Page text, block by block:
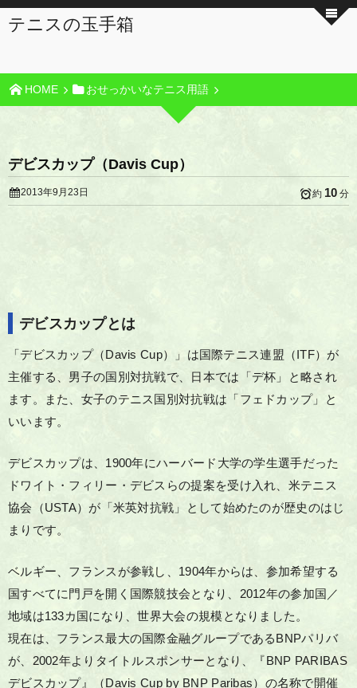
テニスの玉手箱
HOME おせっかいなテニス用語
デビスカップ（Davis Cup）
2013年9月23日 約 10 分
デビスカップとは
「デビスカップ（Davis Cup）」は国際テニス連盟（ITF）が
主催する、男子の国別対抗戦で、日本では「デ杯」と略され
ます。また、女子のテニス国別対抗戦は「フェドカップ」と
いいます。
デビスカップは、1900年にハーバード大学の学生選手だった
ドワイト・フィリー・デビスらの提案を受け入れ、米テニス
協会（USTA）が「米英対抗戦」として始めたのが歴史のはじ
まりです。
ベルギー、フランスが参戦し、1904年からは、参加希望する
国すべてに門戸を開く国際競技会となり、2012年の参加国／
地域は133カ国になり、世界大会の規模となりました。
現在は、フランス最大の国際金融グループであるBNPパリバ
が、2002年よりタイトルスポンサーとなり、『BNP PARIBAS
デビスカップ』（Davis Cup by BNP Paribas）の名称で開催